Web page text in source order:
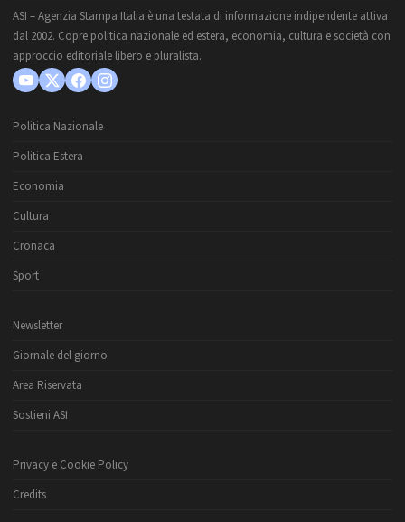
ASI – Agenzia Stampa Italia è una testata di informazione indipendente attiva
dal 2002. Copre politica nazionale ed estera, economia, cultura e società con
approccio editoriale libero e pluralista.
Politica Nazionale
Politica Estera
Economia
Cultura
Cronaca
Sport
Newsletter
Giornale del giorno
Area Riservata
Sostieni ASI
Privacy e Cookie Policy
Credits